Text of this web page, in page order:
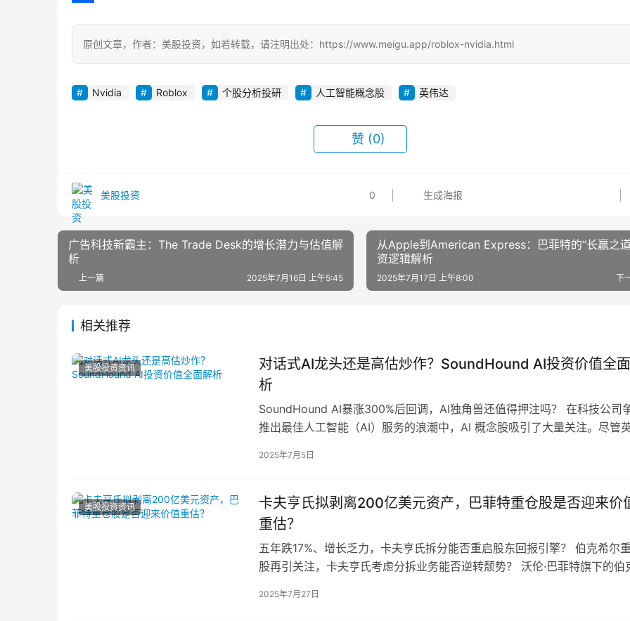
ly
L
i
原创文章，作者：美股投资，如若转载，请注明出处：https://www.meigu.app/roblox-nvidia.html
Nvidia Roblox 个股分析投研 人工智能概念股 英伟达
赞 (0)
美股投资 0 生成海报
广告科技新霸主：The Trade Desk的增长潜力与估值解
析
上一篇 2025年7月16日 上午5:45
从Apple到American Express：巴菲特的“长赢之
资逻辑解析
下
2025年7月17日 上午8:00
相关推荐
美股投资资讯
对话式AI龙头还是高估炒作？SoundHound AI投资价值全
析
SoundHound AI暴涨300%后回调，AI独角兽还值得押注吗？ 在科技公司
推出最佳人工智能（AI）服务的浪潮中，AI 概念股吸引了大量关注。尽管
2025年7月5日
美股投资资讯
卡夫亨氏拟剥离200亿美元资产，巴菲特重仓股是否迎来价
重估？
五年跌17%、增长乏力，卡夫亨氏拆分能否重启股东回报引擎？ 伯克希尔
股再引关注，卡夫亨氏考虑分拆业务能否逆转颓势？ 沃伦·巴菲特旗下的伯
2025年7月27日